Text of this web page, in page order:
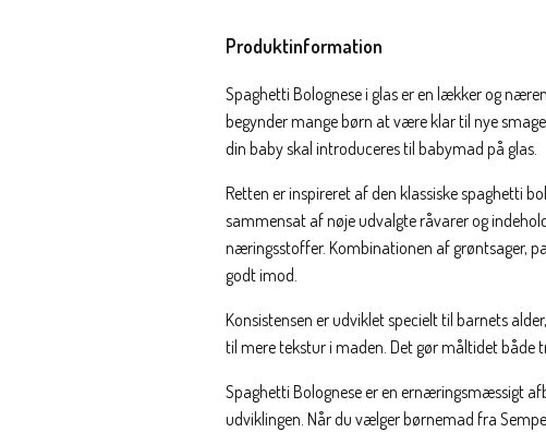
mdr.
Produktinformation
Spaghetti Bolognese i glas er en lækker og
begynder mange børn at være klar til nye
din baby skal introduceres til babymad på glas.
Retten er inspireret af den klassiske spaghetti
sammensat af nøje udvalgte råvarer og
næringsstoffer. Kombinationen af grøntsager,
godt imod.
Konsistensen er udviklet specielt til barnets
til mere tekstur i maden. Det gør måltidet både
Spaghetti Bolognese er en ernæringsmæssigt
udviklingen. Når du vælger børnemad fra